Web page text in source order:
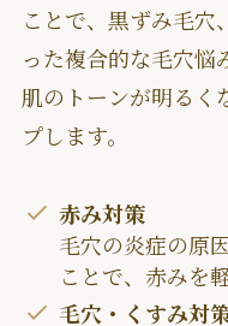
ことで、黒ずみ毛穴
った複合的な毛穴悩
肌のトーンが明るく
プします。
赤み対策
毛穴の炎症の原
ことで、赤みを
毛穴・くすみ対